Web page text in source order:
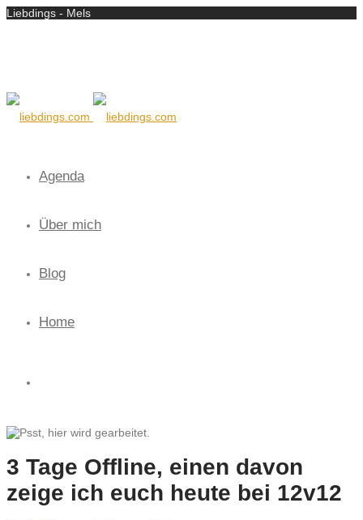
Liebdings - Mels
Agenda
Über mich
Blog
Home
3 Tage Offline, einen davon
zeige ich euch heute bei 12v12